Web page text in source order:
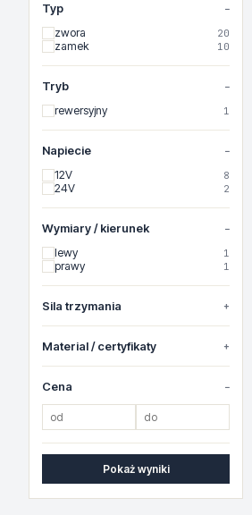
Typ
zwora 20
zamek 10
Tryb
rewersyjny 1
Napiecie
12V 8
24V 2
Wymiary / kierunek
lewy 1
prawy 1
Sila trzymania
Material / certyfikaty
Cena
Pokaż wyniki